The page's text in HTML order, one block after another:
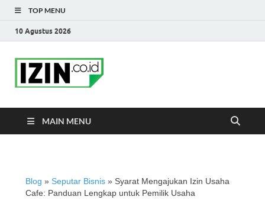
TOP MENU
10 Agustus 2026
MAIN MENU
Blog » Seputar Bisnis » Syarat Mengajukan Izin Usaha
Cafe: Panduan Lengkap untuk Pemilik Usaha